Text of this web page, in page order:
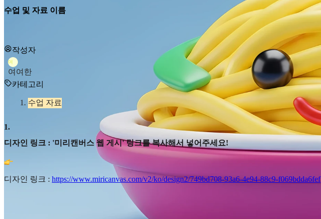
수업 및 자료 이름
작성자
여
여여한
카테고리
수업 자료
1.
디자인 링크 : '미리캔버스 웹 게시' 링크를 복사해서 넣어주세요!
디자인 링크 : https://www.miricanvas.com/v2/ko/design2/749bd708-93a6-4e94-88c9-f069bdda6fef